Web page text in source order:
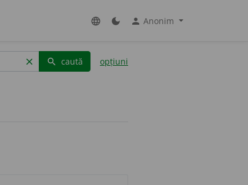
language dark_mode person Anonim
clear search caută opțiuni